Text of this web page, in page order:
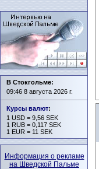
В Стокгольме:
09:46 8 августа 2026 г.
Курсы валют:
1 USD = 9,56 SEK
1 RUB = 0,117 SEK
1 EUR = 11 SEK
Информация о рекламе
на Шведской Пальме